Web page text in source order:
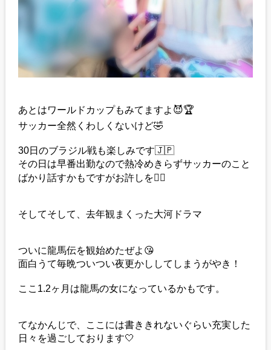
あとはワールドカップもみてますよ😈🏆
サッカー全然くわしくないけど🤣
30日のブラジル戦も楽しみです🇯🇵
その日は早番出勤なので熱冷めきらずサッカーのこと
ばかり話すかもですがお許しを🖐🏻
そしてそして、去年観まくった大河ドラマ
ついに龍馬伝を観始めたぜよ😘
面白うて毎晩ついつい夜更かししてしまうがやき！
ここ1.2ヶ月は龍馬の女になっているかもです。
てなかんじで、ここには書ききれないぐらい充実した
日々を過ごしております‎🤍